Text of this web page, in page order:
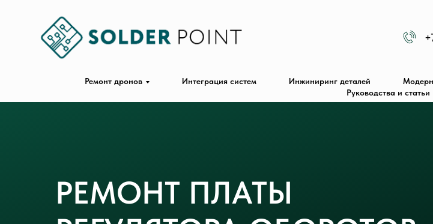
Ремонт дронов Интеграция систем Инжиниринг деталей
Руководства и
РЕМОНТ ПЛАТЫ